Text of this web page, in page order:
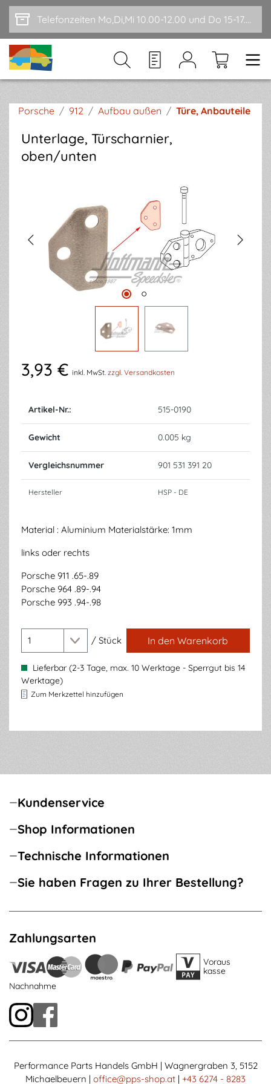
Zum Hauptinhalt springen Telefonzeiten Mo,Di,Mi 10.00-12.00 und Do 15-17.00
Porsche / 912 / Aufbau außen / Türe, Anbauteile
Unterlage, Türscharnier,
oben/unten
3,93 € inkl. MwSt. zzgl. Versandkosten
Artikel-Nr.: 515-0190
Gewicht 0.005 kg
Vergleichsnummer 901 531 391 20
Hersteller HSP - DE
Material : Aluminium Materialstärke: 1mm
links oder rechts
Porsche 911 .65-.89
Porsche 964 .89-.94
Porsche 993 .94-.98
/ Stück In den Warenkorb
Lieferbar (2-3 Tage, max. 10 Werktage - Sperrgut bis 14
Werktage)
Zum Merkzettel hinzufügen
Kundenservice
Shop Informationen
Technische Informationen
Sie haben Fragen zu Ihrer Bestellung?
Zahlungsarten
Voraus
kasse
Nachnahme
Performance Parts Handels GmbH | Wagnergraben 3, 5152
Michaelbeuern | office@pps-shop.at | +43 6274 - 8283